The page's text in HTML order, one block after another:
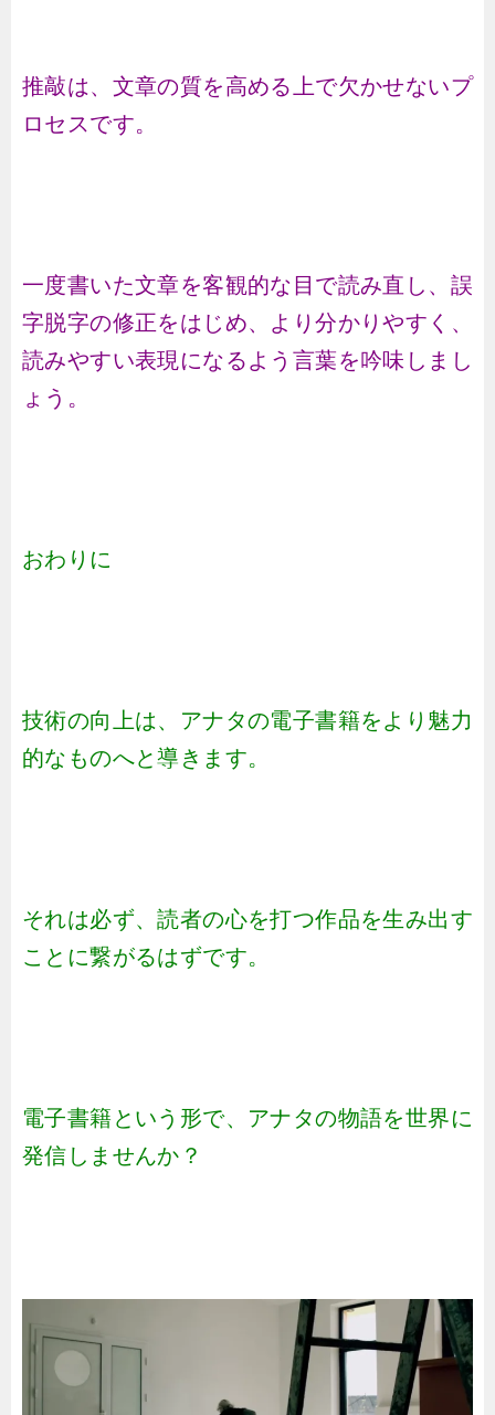
推敲は、文章の質を高める上で欠かせないプ
ロセスです。
一度書いた文章を客観的な目で読み直し、誤
字脱字の修正をはじめ、より分かりやすく、
読みやすい表現になるよう言葉を吟味しまし
ょう。
おわりに
技術の向上は、アナタの電子書籍をより魅力
的なものへと導きます。
それは必ず、読者の心を打つ作品を生み出す
ことに繋がるはずです。
電子書籍という形で、アナタの物語を世界に
発信しませんか？